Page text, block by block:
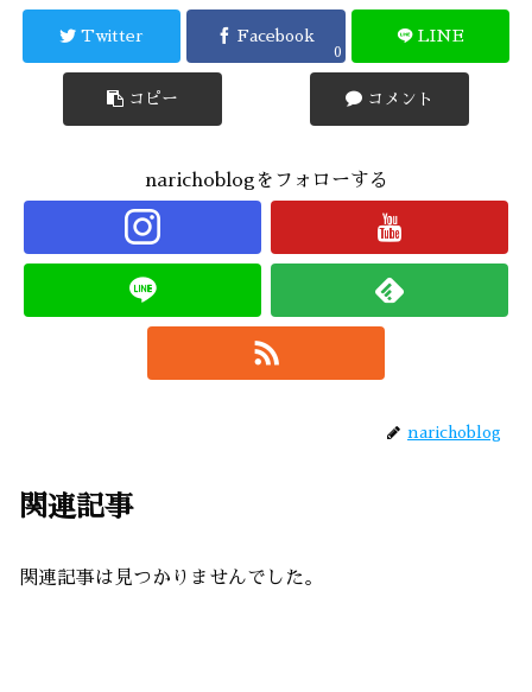
Twitter Facebook
0
LINE
コピー コメント
narichoblogをフォローする
narichoblog
関連記事
関連記事は見つかりませんでした。